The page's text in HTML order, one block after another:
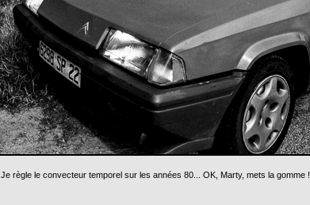
Je règle le convecteur temporel sur les années 80... OK, Marty, mets la gomme !